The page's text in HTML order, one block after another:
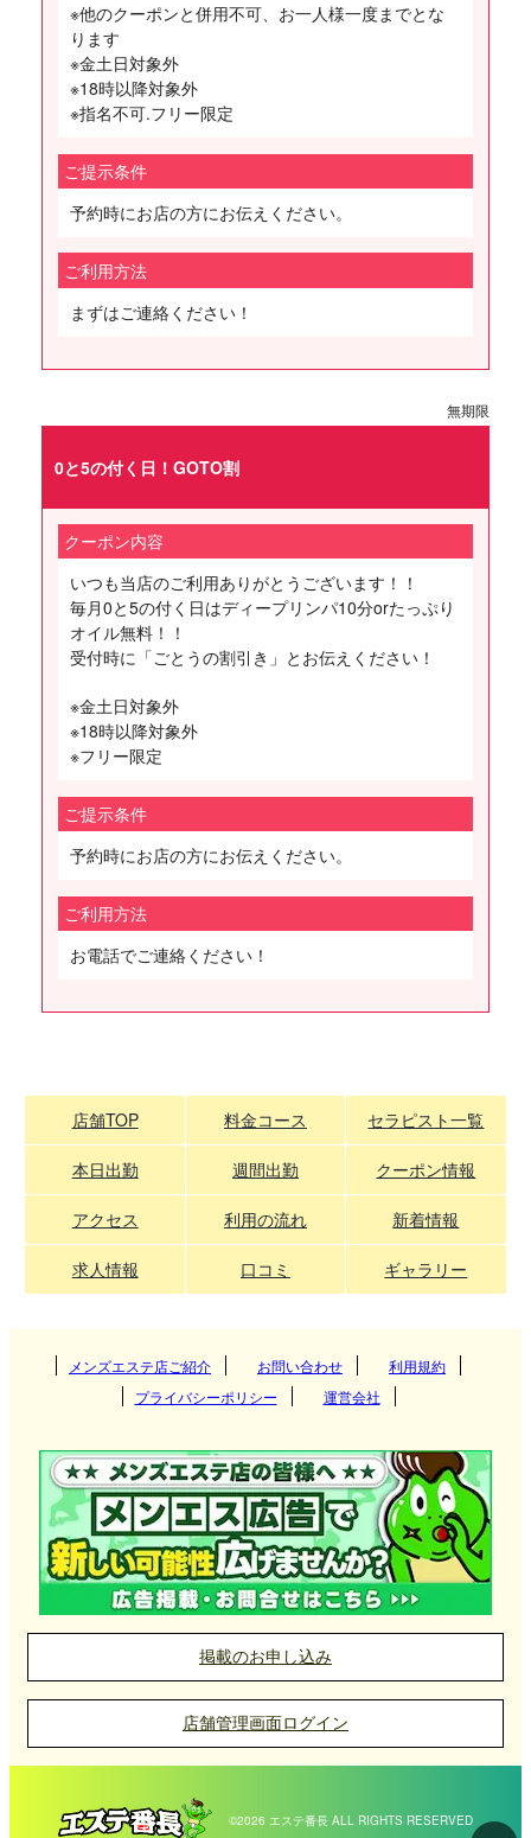
※他のクーポンと併用不可、お一人様一度までとな
ります
※金土日対象外
※18時以降対象外
※指名不可.フリー限定
ご提示条件
予約時にお店の方にお伝えください。
ご利用方法
まずはご連絡ください！
無期限
0と5の付く日！GOTO割
クーポン内容
いつも当店のご利用ありがとうございます！！
毎月0と5の付く日はディープリンパ10分orたっぷり
オイル無料！！
受付時に「ごとうの割引き」とお伝えください！
※金土日対象外
※18時以降対象外
※フリー限定
ご提示条件
予約時にお店の方にお伝えください。
ご利用方法
お電話でご連絡ください！
店舗TOP 料金コース セラピスト一覧
本日出勤 週間出勤 クーポン情報
アクセス 利用の流れ 新着情報
求人情報 口コミ ギャラリー
メンズエステ店ご紹介 お問い合わせ
利用規約
プライバシーポリシー
運営会社
掲載のお申し込み
店舗管理画面ログイン
©2026 エステ番長 ALL RIGHTS RESERVED